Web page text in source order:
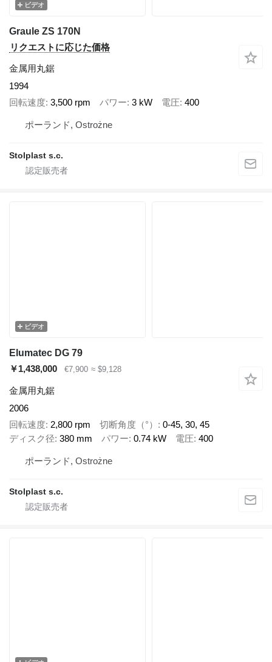
ビデオ
Graule ZS 170N
リクエストに応じた価格
金属用丸鋸
1994
回転速度 3,500 rpm パワー 3 kW 電圧 400
ポーランド, Ostrożne
Stolplast s.c.
ビデオ
Elumatec DG 79
￥1,438,000
€7,900 ≈ $9,128
金属用丸鋸
2006
回転速度 2,800 rpm 切断角度（°）
0-45, 30, 45
ディスク径 380 mm パワー 0.74 kW 電圧 400
ポーランド, Ostrożne
Stolplast s.c.